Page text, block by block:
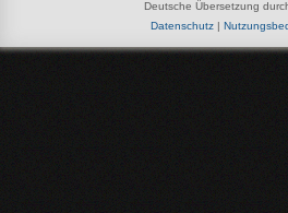
Deutsche Übersetzung
Datenschutz|